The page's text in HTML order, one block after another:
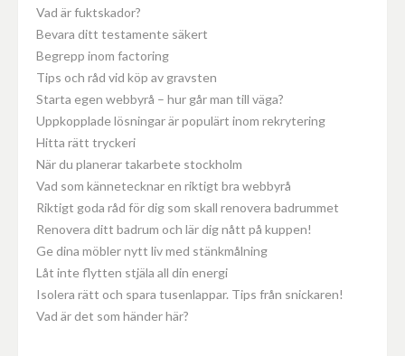
Vad är fuktskador?
Bevara ditt testamente säkert
Begrepp inom factoring
Tips och råd vid köp av gravsten
Starta egen webbyrå – hur går man till väga?
Uppkopplade lösningar är populärt inom rekrytering
Hitta rätt tryckeri
När du planerar takarbete stockholm
Vad som kännetecknar en riktigt bra webbyrå
Riktigt goda råd för dig som skall renovera badrummet
Renovera ditt badrum och lär dig nått på kuppen!
Ge dina möbler nytt liv med stänkmålning
Låt inte flytten stjäla all din energi
Isolera rätt och spara tusenlappar. Tips från snickaren!
Vad är det som händer här?